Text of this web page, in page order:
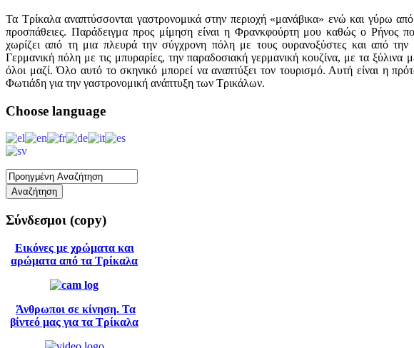
Τα Τρίκαλα αναπτύσσονται γαστρονομικά στην περιοχή «μανάβικα» ενώ και γύρω από
προσπάθειες. Παράδειγμα προς μίμηση είναι η Φρανκφούρτη μου καθώς ο Ρήνος
χωρίζει από τη μια πλευρά την σύγχρονη πόλη με τους ουρανοξύστες και από
Γερμανική πόλη με τις μπυραρίες, την παραδοσιακή γερμανική κουζίνα, με τα ξύλινα
όλοι μαζί. Όλο αυτό το σκηνικό μπορεί να αναπτύξει τον τουρισμό. Αυτή είναι η
Φωτιάδη για την γαστρονομική ανάπτυξη των Τρικάλων.
Choose language
Σύνδεσμοι (copy)
Εικόνες με χρώματα και
αρώματα από τα Τρίκαλα
Άνθρωποι σε κίνηση. Τα
βίντεό μας για τα Τρίκαλα